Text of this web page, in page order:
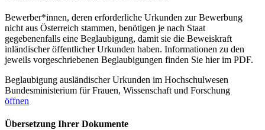
Bewerber*innen, deren erforderliche Urkunden zur Bewerbung
nicht aus Österreich stammen, benötigen je nach Staat
gegebenenfalls eine Beglaubigung, damit sie die Beweiskraft
inländischer öffentlicher Urkunden haben. Informationen zu den
jeweils vorgeschriebenen Beglaubigungen finden Sie hier im PDF.
Beglaubigung ausländischer Urkunden im Hochschulwesen
Bundesministerium für Frauen, Wissenschaft und Forschung
öffnen
Übersetzung Ihrer Dokumente